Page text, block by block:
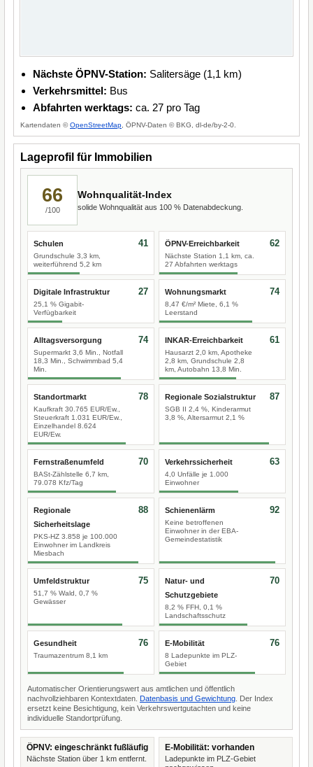
Nächste ÖPNV-Station: Salitersäge (1,1 km)
Verkehrsmittel: Bus
Abfahrten werktags: ca. 27 pro Tag
Kartendaten ©OpenStreetMap , ÖPNV-Daten © BKG, dl-de/by-2-0.
Lageprofil für Immobilien
66
/100
Wohnqualität-Index
solide Wohnqualität aus 100 % Datenabdeckung.
Schulen
Grundschule 3,3 km,
weiterführend 5,2 km
41 ÖPNV-Erreichbarkeit
Nächste Station 1,1 km, ca.
27 Abfahrten werktags
62
Digitale Infrastruktur
25,1 % Gigabit-
Verfügbarkeit
27 Wohnungsmarkt
8,47 €/m² Miete, 6,1 %
Leerstand
74
Alltagsversorgung
Supermarkt 3,6 Min., Notfall
18,3 Min., Schwimmbad 5,4
Min.
74 INKAR-Erreichbarkeit
Hausarzt 2,0 km, Apotheke
2,8 km, Grundschule 2,8
km, Autobahn 13,8 Min.
61
Standortmarkt
Kaufkraft 30.765 EUR/Ew.,
Steuerkraft 1.031 EUR/Ew.,
Einzelhandel 8.624
EUR/Ew.
78 Regionale Sozialstruktur
SGB II 2,4 %, Kinderarmut
3,8 %, Altersarmut 2,1 %
87
Fernstraßenumfeld
BASt-Zählstelle 6,7 km,
79.078 Kfz/Tag
70 Verkehrssicherheit
4,0 Unfälle je 1.000
Einwohner
63
Regionale
Sicherheitslage
PKS-HZ 3.858 je 100.000
Einwohner im Landkreis
Miesbach
88 Schienenlärm
Keine betroffenen
Einwohner in der EBA-
Gemeindestatistik
92
Umfeldstruktur
51,7 % Wald, 0,7 %
Gewässer
75
Natur- und
Schutzgebiete
8,2 % FFH, 0,1 %
Landschaftsschutz
70
Gesundheit
Traumazentrum 8,1 km
76 E-Mobilität
8 Ladepunkte im PLZ-
Gebiet
76
Automatischer Orientierungswert aus amtlichen und öffentlich
nachvollziehbaren Kontextdaten. Datenbasis und Gewichtung . Der Index
ersetzt keine Besichtigung, kein Verkehrswertgutachten und keine
individuelle Standortprüfung.
ÖPNV: eingeschränkt fußläufig
Nächste Station über 1 km entfernt.
E-Mobilität: vorhanden
Ladepunkte im PLZ-Gebiet